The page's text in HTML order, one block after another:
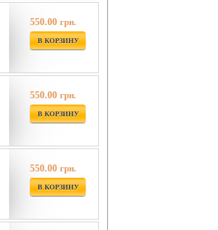
550.00 грн.
В КОРЗИНУ
550.00 грн.
В КОРЗИНУ
550.00 грн.
В КОРЗИНУ